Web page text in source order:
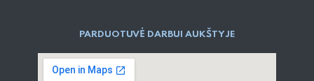
PARDUOTUVĖ DARBUI AUKŠTYJE